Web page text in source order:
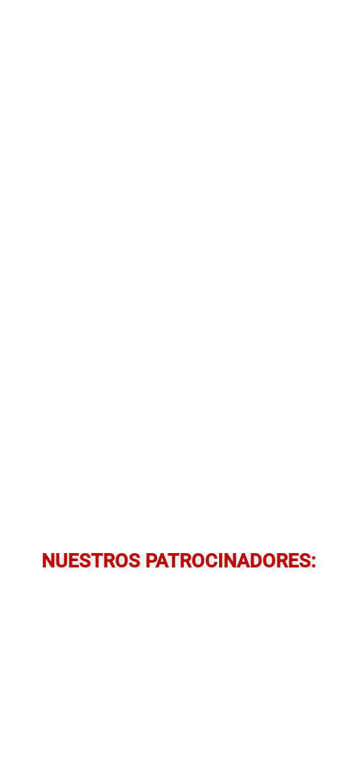
NUESTROS PATROCINADORES: